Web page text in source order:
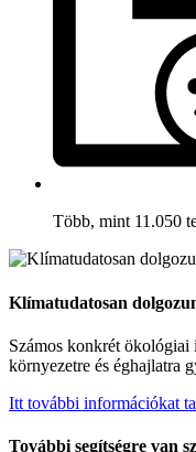
Több, mint 11.050
Klímatudatosan
Számos konkrét ökológiai
környezetre és éghajlatra
Itt további információkat
További segítségre van